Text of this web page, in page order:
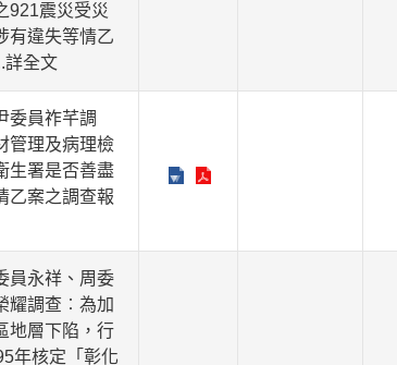
921震災受災
有違失等情乙
詳全文
委員祚芊調
管理及病理檢
生署是否善盡
乙案之調查報
員永祥、周委
耀調查︰為加
地層下陷，行
年核定「彰化